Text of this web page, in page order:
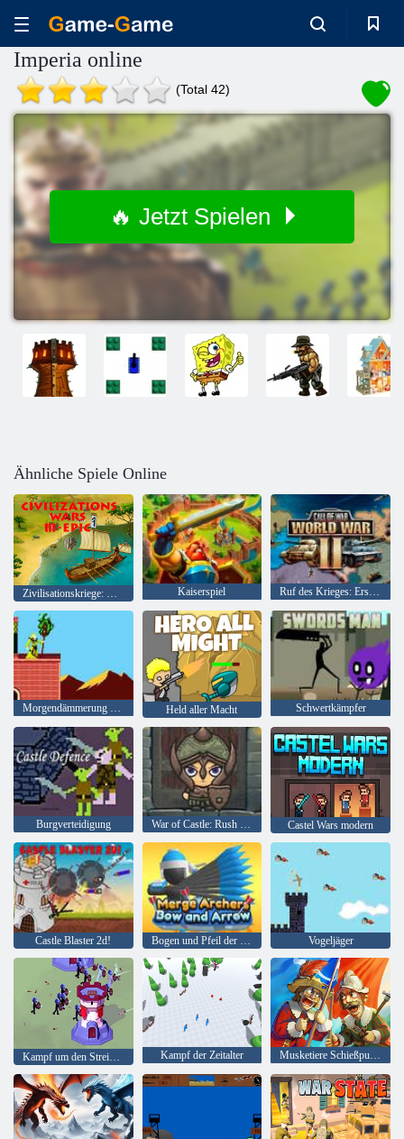
Imperia online
(Total 42)
🔥 Jetzt Spielen
Ähnliche Spiele Online
Zivilisationskriege: Meisterausgabe Kaiserspiel Ruf des Krieges: Erster Weltkrieg
Morgendämmerung des Knochens Held aller Macht Schwertkämpfer
Burgverteidigung War of Castle: Rush Royale und Drag and Drop Castel Wars modern
Castle Blaster 2d! Bogen und Pfeil der Bogenschützen zusammenführen Vogeljäger
Kampf der Zeitalter Musketiere Schießpulver gegen Stahl